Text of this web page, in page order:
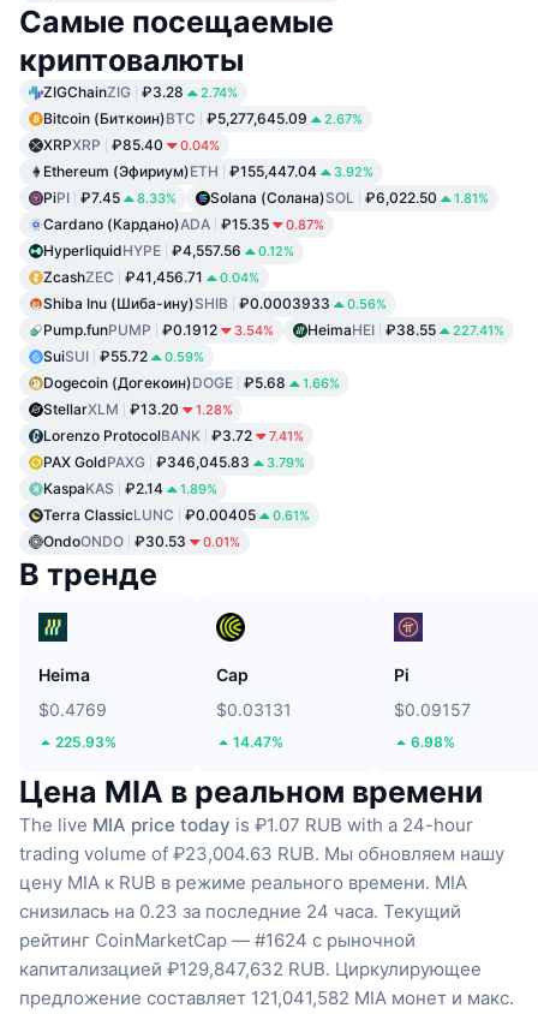
Самые посещаемые
криптовалюты
ZIGChainZIG ₽3.28 2.74%
Bitcoin (Биткоин)BTC ₽5,277,645.09 2.67%
XRPXRP ₽85.40 0.04%
Ethereum (Эфириум)ETH ₽155,447.04 3.92%
PiPI ₽7.45 8.33% Solana (Солана)SOL ₽6,022.50 1.81%
Cardano (Кардано)ADA ₽15.35 0.87%
HyperliquidHYPE ₽4,557.56 0.12%
ZcashZEC ₽41,456.71 0.04%
Shiba Inu (Шиба-ину)SHIB ₽0.0003933 0.56%
Pump.funPUMP ₽0.1912 3.54% HeimaHEI ₽38.55 227.41%
SuiSUI ₽55.72 0.59%
Dogecoin (Догекоин)DOGE ₽5.68 1.66%
StellarXLM ₽13.20 1.28%
Lorenzo ProtocolBANK ₽3.72 7.41%
PAX GoldPAXG ₽346,045.83 3.79%
KaspaKAS ₽2.14 1.89%
Terra ClassicLUNC ₽0.00405 0.61%
OndoONDO ₽30.53 0.01%
В тренде
Heima
$0.4769
225.93%
Cap
$0.03131
14.47%
Pi
$0.09157
6.98%
Цена MIA в реальном времени
The live MIA price today is ₽1.07 RUB with a 24-hour
trading volume of ₽23,004.63 RUB. Мы обновляем нашу
цену MIA к RUB в режиме реального времени. MIA
снизилась на 0.23 за последние 24 часа. Текущий
рейтинг CoinMarketCap — #1624 с рыночной
капитализацией ₽129,847,632 RUB. Циркулирующее
предложение составляет 121,041,582 MIA монет и макс.